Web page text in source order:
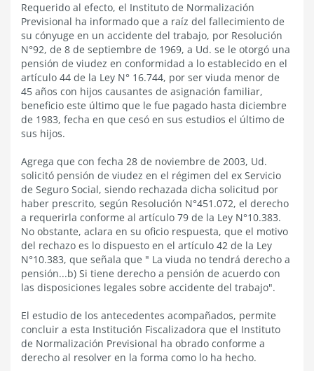
Requerido al efecto, el Instituto de Normalización
Previsional ha informado que a raíz del fallecimiento de
su cónyuge en un accidente del trabajo, por Resolución
N°92, de 8 de septiembre de 1969, a Ud. se le otorgó una
pensión de viudez en conformidad a lo establecido en el
artículo 44 de la Ley N° 16.744, por ser viuda menor de
45 años con hijos causantes de asignación familiar,
beneficio este último que le fue pagado hasta diciembre
de 1983, fecha en que cesó en sus estudios el último de
sus hijos.
Agrega que con fecha 28 de noviembre de 2003, Ud.
solicitó pensión de viudez en el régimen del ex Servicio
de Seguro Social, siendo rechazada dicha solicitud por
haber prescrito, según Resolución N°451.072, el derecho
a requerirla conforme al artículo 79 de la Ley N°10.383.
No obstante, aclara en su oficio respuesta, que el motivo
del rechazo es lo dispuesto en el artículo 42 de la Ley
N°10.383, que señala que " La viuda no tendrá derecho a
pensión...b) Si tiene derecho a pensión de acuerdo con
las disposiciones legales sobre accidente del trabajo".
El estudio de los antecedentes acompañados, permite
concluir a esta Institución Fiscalizadora que el Instituto
de Normalización Previsional ha obrado conforme a
derecho al resolver en la forma como lo ha hecho.